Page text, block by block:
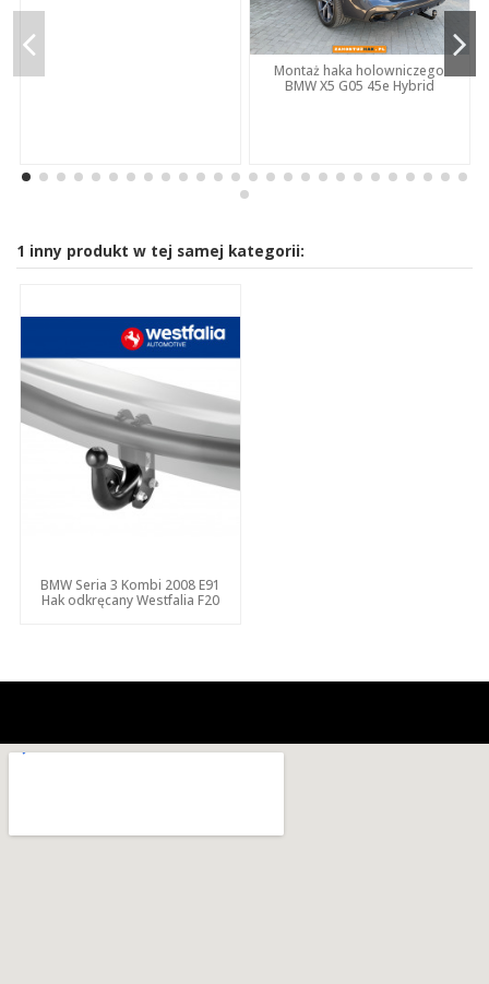
Montaż haka holowniczego
BMW X5 G05 45e Hybrid
1 inny produkt w tej samej kategorii:
BMW Seria 3 Kombi 2008 E91
Hak odkręcany Westfalia F20